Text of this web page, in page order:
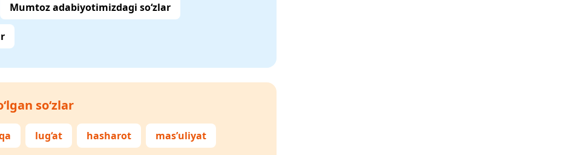
Mumtoz adabiyotimizdagi so‘zlar
so‘zlar
lug‘at hasharot mas’uliyat